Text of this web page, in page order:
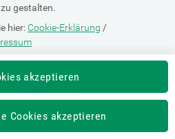
gestalten.
hier: Cookie-Erklärung /
auf der Seite "Cookie-Erklärung"
akzeptieren
Cookies akzeptieren